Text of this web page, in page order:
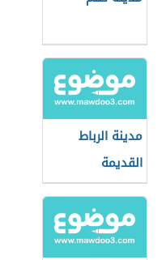
مدينة الرباط
القديمة